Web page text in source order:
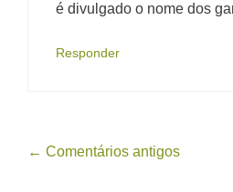
é divulgado o nome dos
Responder
Navegação
← Comentários antigos